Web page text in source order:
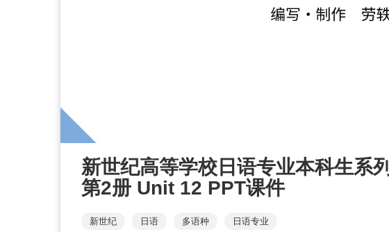
新世纪高等学校日语专业本科生系
第2册 Unit 12 PPT课件
新世纪 日语 多语种 日语专业